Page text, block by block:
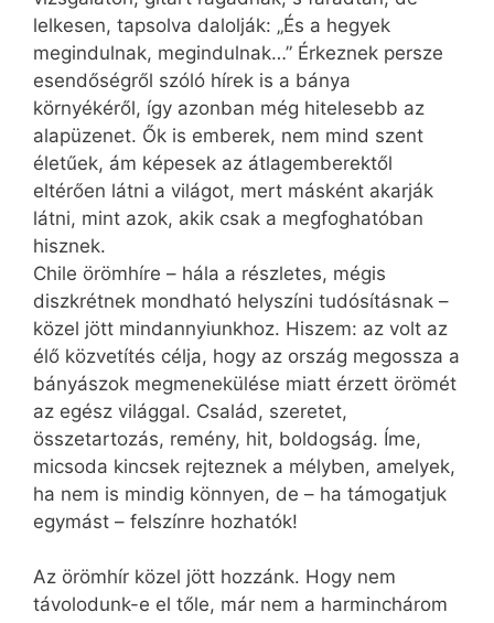
lelkesen, tapsolva dalolják: „És a hegyek
megindulnak, megindulnak…” Érkeznek persze
esendőségről szóló hírek is a bánya
környékéről, így azonban még hitelesebb az
alapüzenet. Ők is emberek, nem mind szent
életűek, ám képesek az átlagemberektől
eltérően látni a világot, mert másként akarják
látni, mint azok, akik csak a megfoghatóban
hisznek.
Chile örömhíre – hála a részletes, mégis
diszkrétnek mondható helyszíni tudósításnak –
közel jött mindannyiunkhoz. Hiszem: az volt az
élő közvetítés célja, hogy az ország megossza a
bányászok megmenekülése miatt érzett örömét
az egész világgal. Család, szeretet,
összetartozás, remény, hit, boldogság. Íme,
micsoda kincsek rejteznek a mélyben, amelyek,
ha nem is mindig könnyen, de – ha támogatjuk
egymást – felszínre hozhatók!
Az örömhír közel jött hozzánk. Hogy nem
távolodunk-e el tőle, már nem a harminchárom